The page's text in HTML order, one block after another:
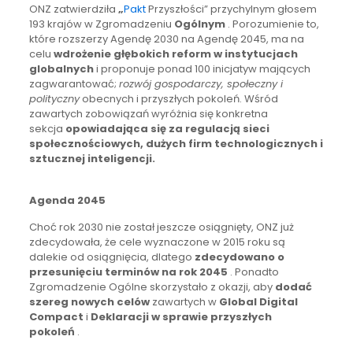
ONZ zatwierdziła „PaktPrzyszłości” przychylnym głosem
193 krajów w Zgromadzeniu Ogólnym. Porozumienie to,
które rozszerzy Agendę 2030 na Agendę 2045, ma na
celu wdrożenie głębokich reform w instytucjach
globalnychi proponuje ponad 100 inicjatyw mających
zagwarantować; rozwój gospodarczy, społeczny i
politycznyobecnych i przyszłych pokoleń. Wśród
zawartych zobowiązań wyróżnia się konkretna
sekcja opowiadająca się za regulacją sieci
społecznościowych, dużych firm technologicznych i
sztucznej inteligencji.
Agenda 2045
Choć rok 2030 nie został jeszcze osiągnięty, ONZ już
zdecydowała, że cele wyznaczone w 2015 roku są
dalekie od osiągnięcia, dlatego zdecydowano o
przesunięciu terminów na rok 2045 . Ponadto
Zgromadzenie Ogólne skorzystało z okazji, aby dodać
szereg nowych celówzawartych w Global Digital
Compact i Deklaracji w sprawie przyszłych
pokoleń .